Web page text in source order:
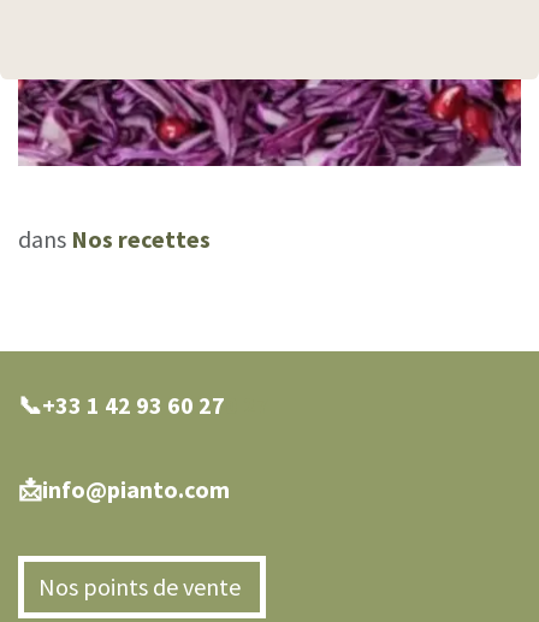
dans Nos recettes
📞+33 1 42 93 60 27
📩info@pianto.com
Nos points de vente